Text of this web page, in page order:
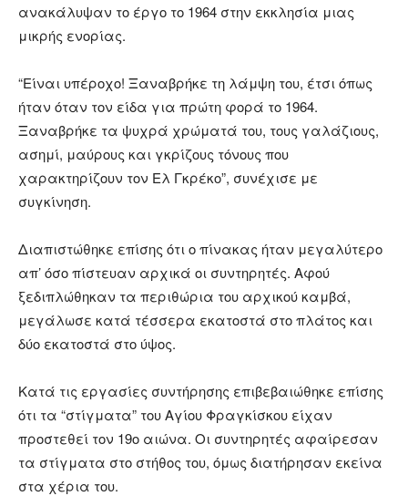
ανακάλυψαν το έργο το 1964 στην εκκλησία μιας
μικρής ενορίας.
“Είναι υπέροχο! Ξαναβρήκε τη λάμψη του, έτσι όπως
ήταν όταν τον είδα για πρώτη φορά το 1964.
Ξαναβρήκε τα ψυχρά χρώματά του, τους γαλάζιους,
ασημί, μαύρους και γκρίζους τόνους που
χαρακτηρίζουν τον Ελ Γκρέκο”, συνέχισε με
συγκίνηση.
Διαπιστώθηκε επίσης ότι ο πίνακας ήταν μεγαλύτερο
απ’ όσο πίστευαν αρχικά οι συντηρητές. Αφού
ξεδιπλώθηκαν τα περιθώρια του αρχικού καμβά,
μεγάλωσε κατά τέσσερα εκατοστά στο πλάτος και
δύο εκατοστά στο ύψος.
Κατά τις εργασίες συντήρησης επιβεβαιώθηκε επίσης
ότι τα “στίγματα” του Αγίου Φραγκίσκου είχαν
προστεθεί τον 19ο αιώνα. Οι συντηρητές αφαίρεσαν
τα στίγματα στο στήθος του, όμως διατήρησαν εκείνα
στα χέρια του.